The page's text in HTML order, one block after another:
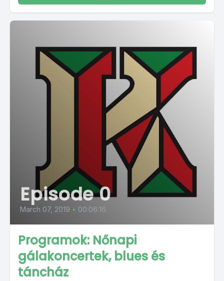
Episode 0
March 07, 2019 • 00:06:16
Programok: Nőnapi
gálakoncertek, blues és
táncház